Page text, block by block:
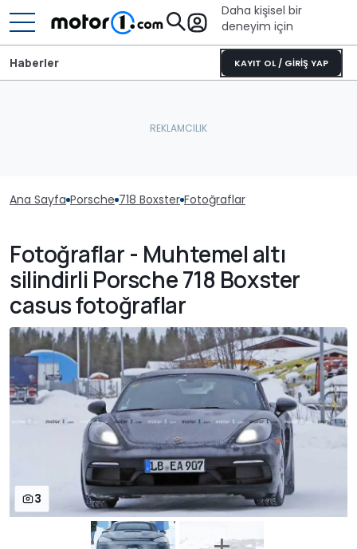
Daha kişisel bir
deneyim için
KAYIT OL / GİRİŞ YAP
Haberler
Ana Sayfa Porsche 718 Boxster Fotoğraflar
Fotoğraflar - Muhtemel altı
silindirli Porsche 718 Boxster
casus fotoğraflar
3